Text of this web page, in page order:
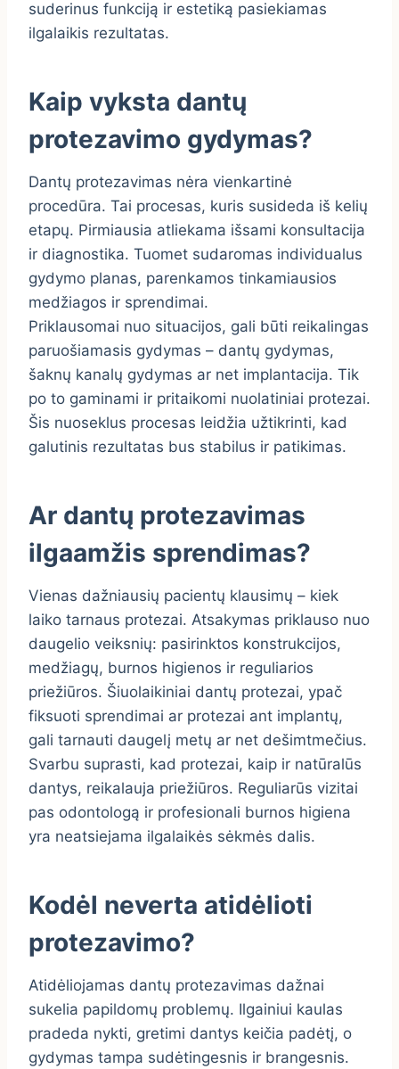
suderinus funkciją ir estetiką pasiekiamas
ilgalaikis rezultatas.
Kaip vyksta dantų
protezavimo gydymas?
Dantų protezavimas nėra vienkartinė
procedūra. Tai procesas, kuris susideda iš kelių
etapų. Pirmiausia atliekama išsami konsultacija
ir diagnostika. Tuomet sudaromas individualus
gydymo planas, parenkamos tinkamiausios
medžiagos ir sprendimai.
Priklausomai nuo situacijos, gali būti reikalingas
paruošiamasis gydymas – dantų gydymas,
šaknų kanalų gydymas ar net implantacija. Tik
po to gaminami ir pritaikomi nuolatiniai protezai.
Šis nuoseklus procesas leidžia užtikrinti, kad
galutinis rezultatas bus stabilus ir patikimas.
Ar dantų protezavimas
ilgaamžis sprendimas?
Vienas dažniausių pacientų klausimų – kiek
laiko tarnaus protezai. Atsakymas priklauso nuo
daugelio veiksnių: pasirinktos konstrukcijos,
medžiagų, burnos higienos ir reguliarios
priežiūros. Šiuolaikiniai dantų protezai, ypač
fiksuoti sprendimai ar protezai ant implantų,
gali tarnauti daugelį metų ar net dešimtmečius.
Svarbu suprasti, kad protezai, kaip ir natūralūs
dantys, reikalauja priežiūros. Reguliarūs vizitai
pas odontologą ir profesionali burnos higiena
yra neatsiejama ilgalaikės sėkmės dalis.
Kodėl neverta atidėlioti
protezavimo?
Atidėliojamas dantų protezavimas dažnai
sukelia papildomų problemų. Ilgainiui kaulas
pradeda nykti, gretimi dantys keičia padėtį, o
gydymas tampa sudėtingesnis ir brangesnis.